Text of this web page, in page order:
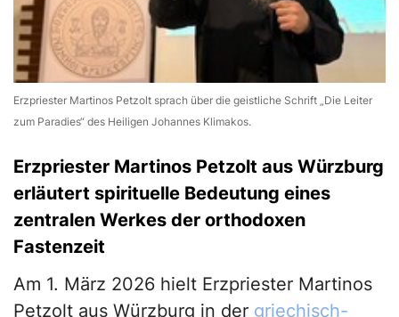
Erzpriester Martinos Petzolt sprach über die geistliche Schrift „Die Leiter
zum Paradies“ des Heiligen Johannes Klimakos.
Erzpriester Martinos Petzolt aus Würzburg
erläutert spirituelle Bedeutung eines
zentralen Werkes der orthodoxen
Fastenzeit
Am 1. März 2026 hielt Erzpriester Martinos
Petzolt aus Würzburg in der griechisch-